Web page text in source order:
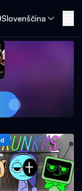
Slovenščina